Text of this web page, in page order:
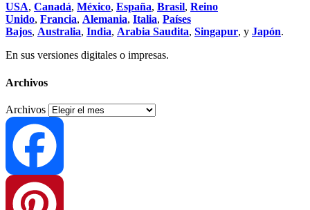
USA, Canadá, México, España, Brasil, Reino
Unido, Francia, Alemania, Italia, Países
Bajos, Australia, India, Arabia Saudita, Singapur, y Japón.
En sus versiones digitales o impresas.
Archivos
Archivos
Facebook